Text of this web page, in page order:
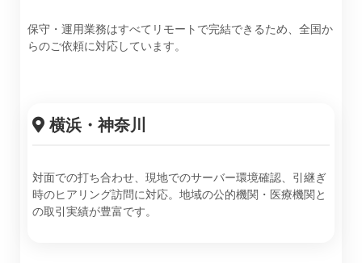
保守・運用業務はすべてリモートで完結できるため、全国か
らのご依頼に対応しています。
横浜・神奈川
対面での打ち合わせ、現地でのサーバー環境確認、引継ぎ
時のヒアリング訪問に対応。地域の公的機関・医療機関と
の取引実績が豊富です。